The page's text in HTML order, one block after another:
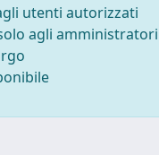
utenti autorizzati
agli amministratori